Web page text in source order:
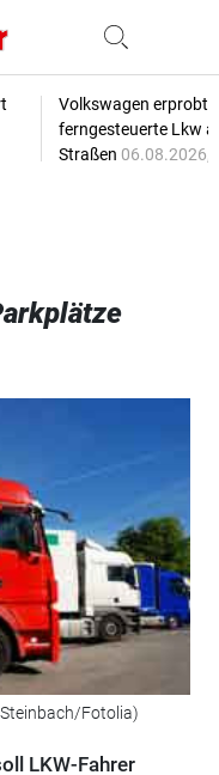
Volkswagen erprobt
ferngesteuerte Lkw
Straßen 06.08.2026,
Fotolia)
LKW-Fahrer